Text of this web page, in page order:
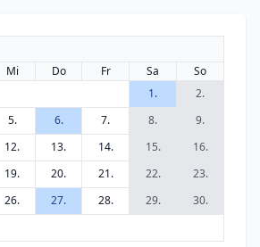
Mi Do Fr Sa
So
1.
2.
5. 6. 7. 8.
9.
12. 13. 14. 15.
16.
19. 20. 21. 22.
23.
26. 27. 28. 29.
30.